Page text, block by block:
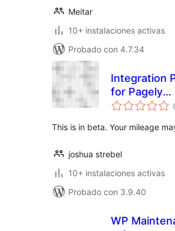
Meitar
10+ instalaciones activas
Probado con 4.7.34
Integration
for Pagely
Resellers
This is in beta. Your mileage
joshua strebel
10+ instalaciones activas
Probado con 3.9.40
WP